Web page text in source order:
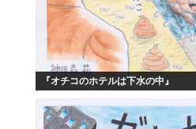
『オチコのホテルは下水の中』